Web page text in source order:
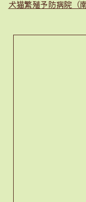
犬猫繁殖予防病院（